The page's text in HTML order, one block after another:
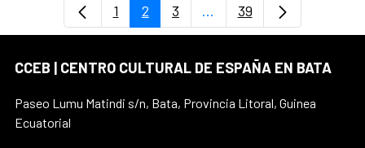
Page
1 Page
2 Page
3 ...Pages intermédiaires
Page
39
CCEB | CENTRO CULTURAL DE ESPAÑA EN BATA
Paseo Lumu Matindi s/n, Bata, Provincia Litoral, Guinea
Ecuatorial